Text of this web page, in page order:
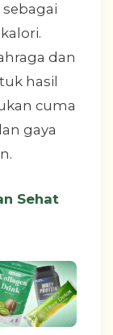
dan
hasil
cuma
gaya
Sehat